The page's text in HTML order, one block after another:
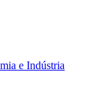
e Indústria